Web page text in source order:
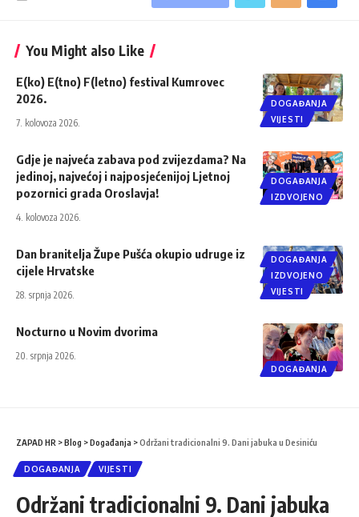
You Might also Like
DOGAĐANJA
VIJESTI
E(ko) E(tno) F(letno) festival Kumrovec
2026.
7. kolovoza 2026.
DOGAĐANJA
IZDVOJENO
Gdje je najveća zabava pod zvijezdama? Na
jedinoj, najvećoj i najposjećenijoj Ljetnoj
pozornici grada Oroslavja!
4. kolovoza 2026.
DOGAĐANJA
IZDVOJENO
VIJESTI
Dan branitelja Župe Pušća okupio udruge iz
cijele Hrvatske
28. srpnja 2026.
DOGAĐANJA
Nocturno u Novim dvorima
20. srpnja 2026.
ZAPAD HR >Blog >Događanja >Održani tradicionalni 9. Dani jabuka u Desiniću
DOGAĐANJA VIJESTI
Održani tradicionalni 9. Dani jabuka